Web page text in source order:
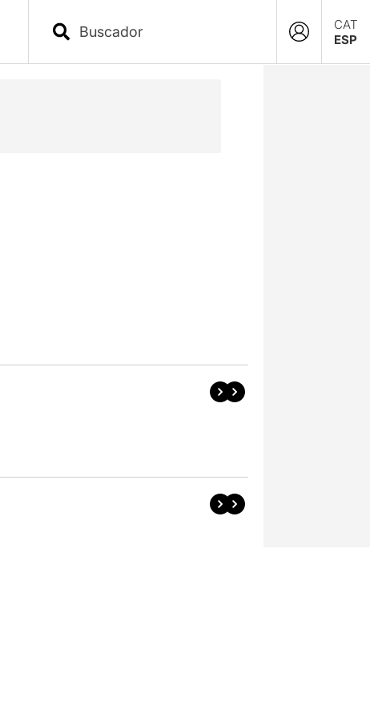
CAT
ESP